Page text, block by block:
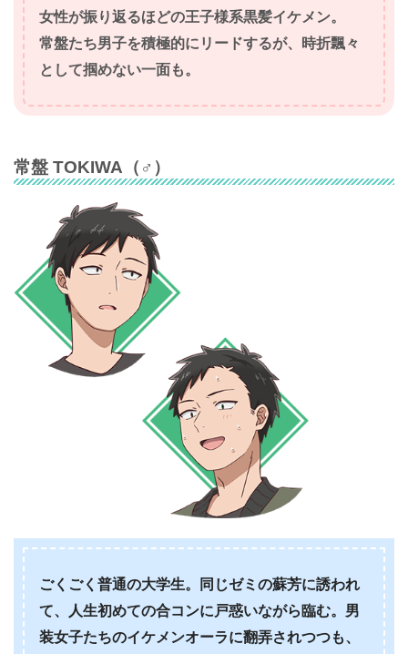
女性が振り返るほどの王子様系黒髪イケメン。
常盤たち男子を積極的にリードするが、時折飄々
として掴めない一面も。
常盤 TOKIWA （♂）
ごくごく普通の大学生。同じゼミの蘇芳に誘われ
て、人生初めての合コンに戸惑いながら臨む。男
装女子たちのイケメンオーラに翻弄されつつも、